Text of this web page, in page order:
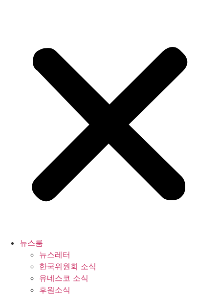
뉴스룸
뉴스레터
한국위원회 소식
유네스코 소식
후원소식